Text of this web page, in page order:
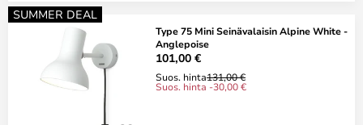
SUMMER DEAL
Type 75 Mini Seinävalaisin Alpine White -
Anglepoise
101,00 €
Suos. hinta131,00 €
Suos. hinta -30,00 €